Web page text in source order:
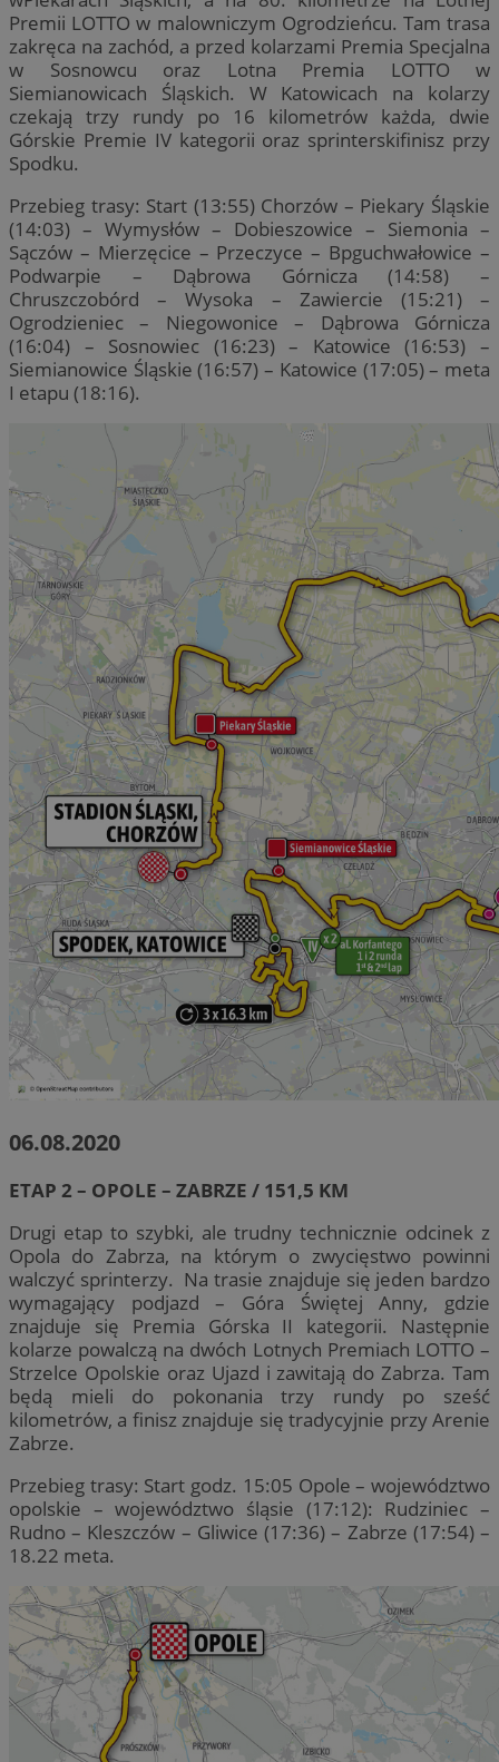
Premii LOTTO w malowniczym Ogrodzieńcu. Tam trasa
zakręca na zachód, a przed kolarzami Premia Specjalna
w Sosnowcu oraz Lotna Premia LOTTO w
Siemianowicach Śląskich. W Katowicach na kolarzy
czekają trzy rundy po 16 kilometrów każda, dwie
Górskie Premie IV kategorii oraz sprinterskifinisz przy
Spodku.
Przebieg trasy: Start (13:55) Chorzów – Piekary Śląskie
(14:03) – Wymysłów – Dobieszowice – Siemonia –
Sączów – Mierzęcice – Przeczyce – Bpguchwałowice –
Podwarpie – Dąbrowa Górnicza (14:58) –
Chruszczobórd – Wysoka – Zawiercie (15:21) –
Ogrodzieniec – Niegowonice – Dąbrowa Górnicza
(16:04) – Sosnowiec (16:23) – Katowice (16:53) –
Siemianowice Śląskie (16:57) – Katowice (17:05) – meta
I etapu (18:16).
06.08.2020
ETAP 2 – OPOLE – ZABRZE / 151,5 KM
Drugi etap to szybki, ale trudny technicznie odcinek z
Opola do Zabrza, na którym o zwycięstwo powinni
walczyć sprinterzy. Na trasie znajduje się jeden bardzo
wymagający podjazd – Góra Świętej Anny, gdzie
znajduje się Premia Górska II kategorii. Następnie
kolarze powalczą na dwóch Lotnych Premiach LOTTO –
Strzelce Opolskie oraz Ujazd i zawitają do Zabrza. Tam
będą mieli do pokonania trzy rundy po sześć
kilometrów, a finisz znajduje się tradycyjnie przy Arenie
Zabrze.
Przebieg trasy: Start godz. 15:05 Opole – województwo
opolskie – województwo śląsie (17:12): Rudziniec –
Rudno – Kleszczów – Gliwice (17:36) – Zabrze (17:54) –
18.22 meta.